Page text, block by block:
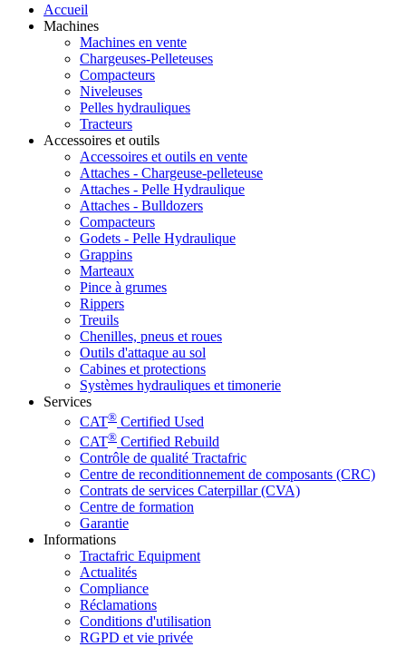
Accueil
Machines
Machines en vente
Chargeuses-Pelleteuses
Compacteurs
Niveleuses
Pelles hydrauliques
Tracteurs
Accessoires et outils
Accessoires et outils en vente
Attaches - Chargeuse-pelleteuse
Attaches - Pelle Hydraulique
Attaches - Bulldozers
Compacteurs
Godets - Pelle Hydraulique
Grappins
Marteaux
Pince à grumes
Rippers
Treuils
Chenilles, pneus et roues
Outils d'attaque au sol
Cabines et protections
Systèmes hydrauliques et timonerie
Services
CAT® Certified Used
CAT® Certified Rebuild
Contrôle de qualité Tractafric
Centre de reconditionnement de composants (CRC)
Contrats de services Caterpillar (CVA)
Centre de formation
Garantie
Informations
Tractafric Equipment
Actualités
Compliance
Réclamations
Conditions d'utilisation
RGPD et vie privée